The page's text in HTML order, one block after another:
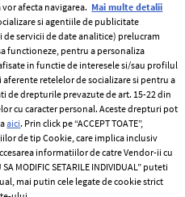
Termeni si conditii
Politica de
confidențialitate
Politica de cookies
Publicitate
afecta navigarea. Mai multe detalii
si agentiile de publicitate
servicii de date analitice) prelucram
functioneze, pentru a personaliza
in functie de interesele si/sau profilul
retelelor de socializare si pentru a
de drepturile prevazute de art. 15-22 din
cu caracter personal. Aceste drepturi pot
aici. Prin click pe “ACCEPT TOATE”,
de tip Cookie, care implica inclusiv
informatiilor de catre Vendor-ii cu
MODIFIC SETARILE INDIVIDUAL” puteti
mai putin cele legate de cookie strict